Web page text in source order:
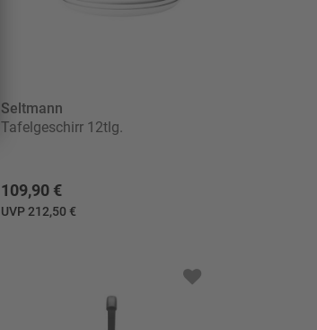
Seltmann
Tafelgeschirr 12tlg.
109,90 €
UVP 212,50 €